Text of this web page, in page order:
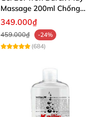
Massage 200ml Chống
Viêm Thâm Vùng Kín
349.000₫
459.000₫
-24%
(684)